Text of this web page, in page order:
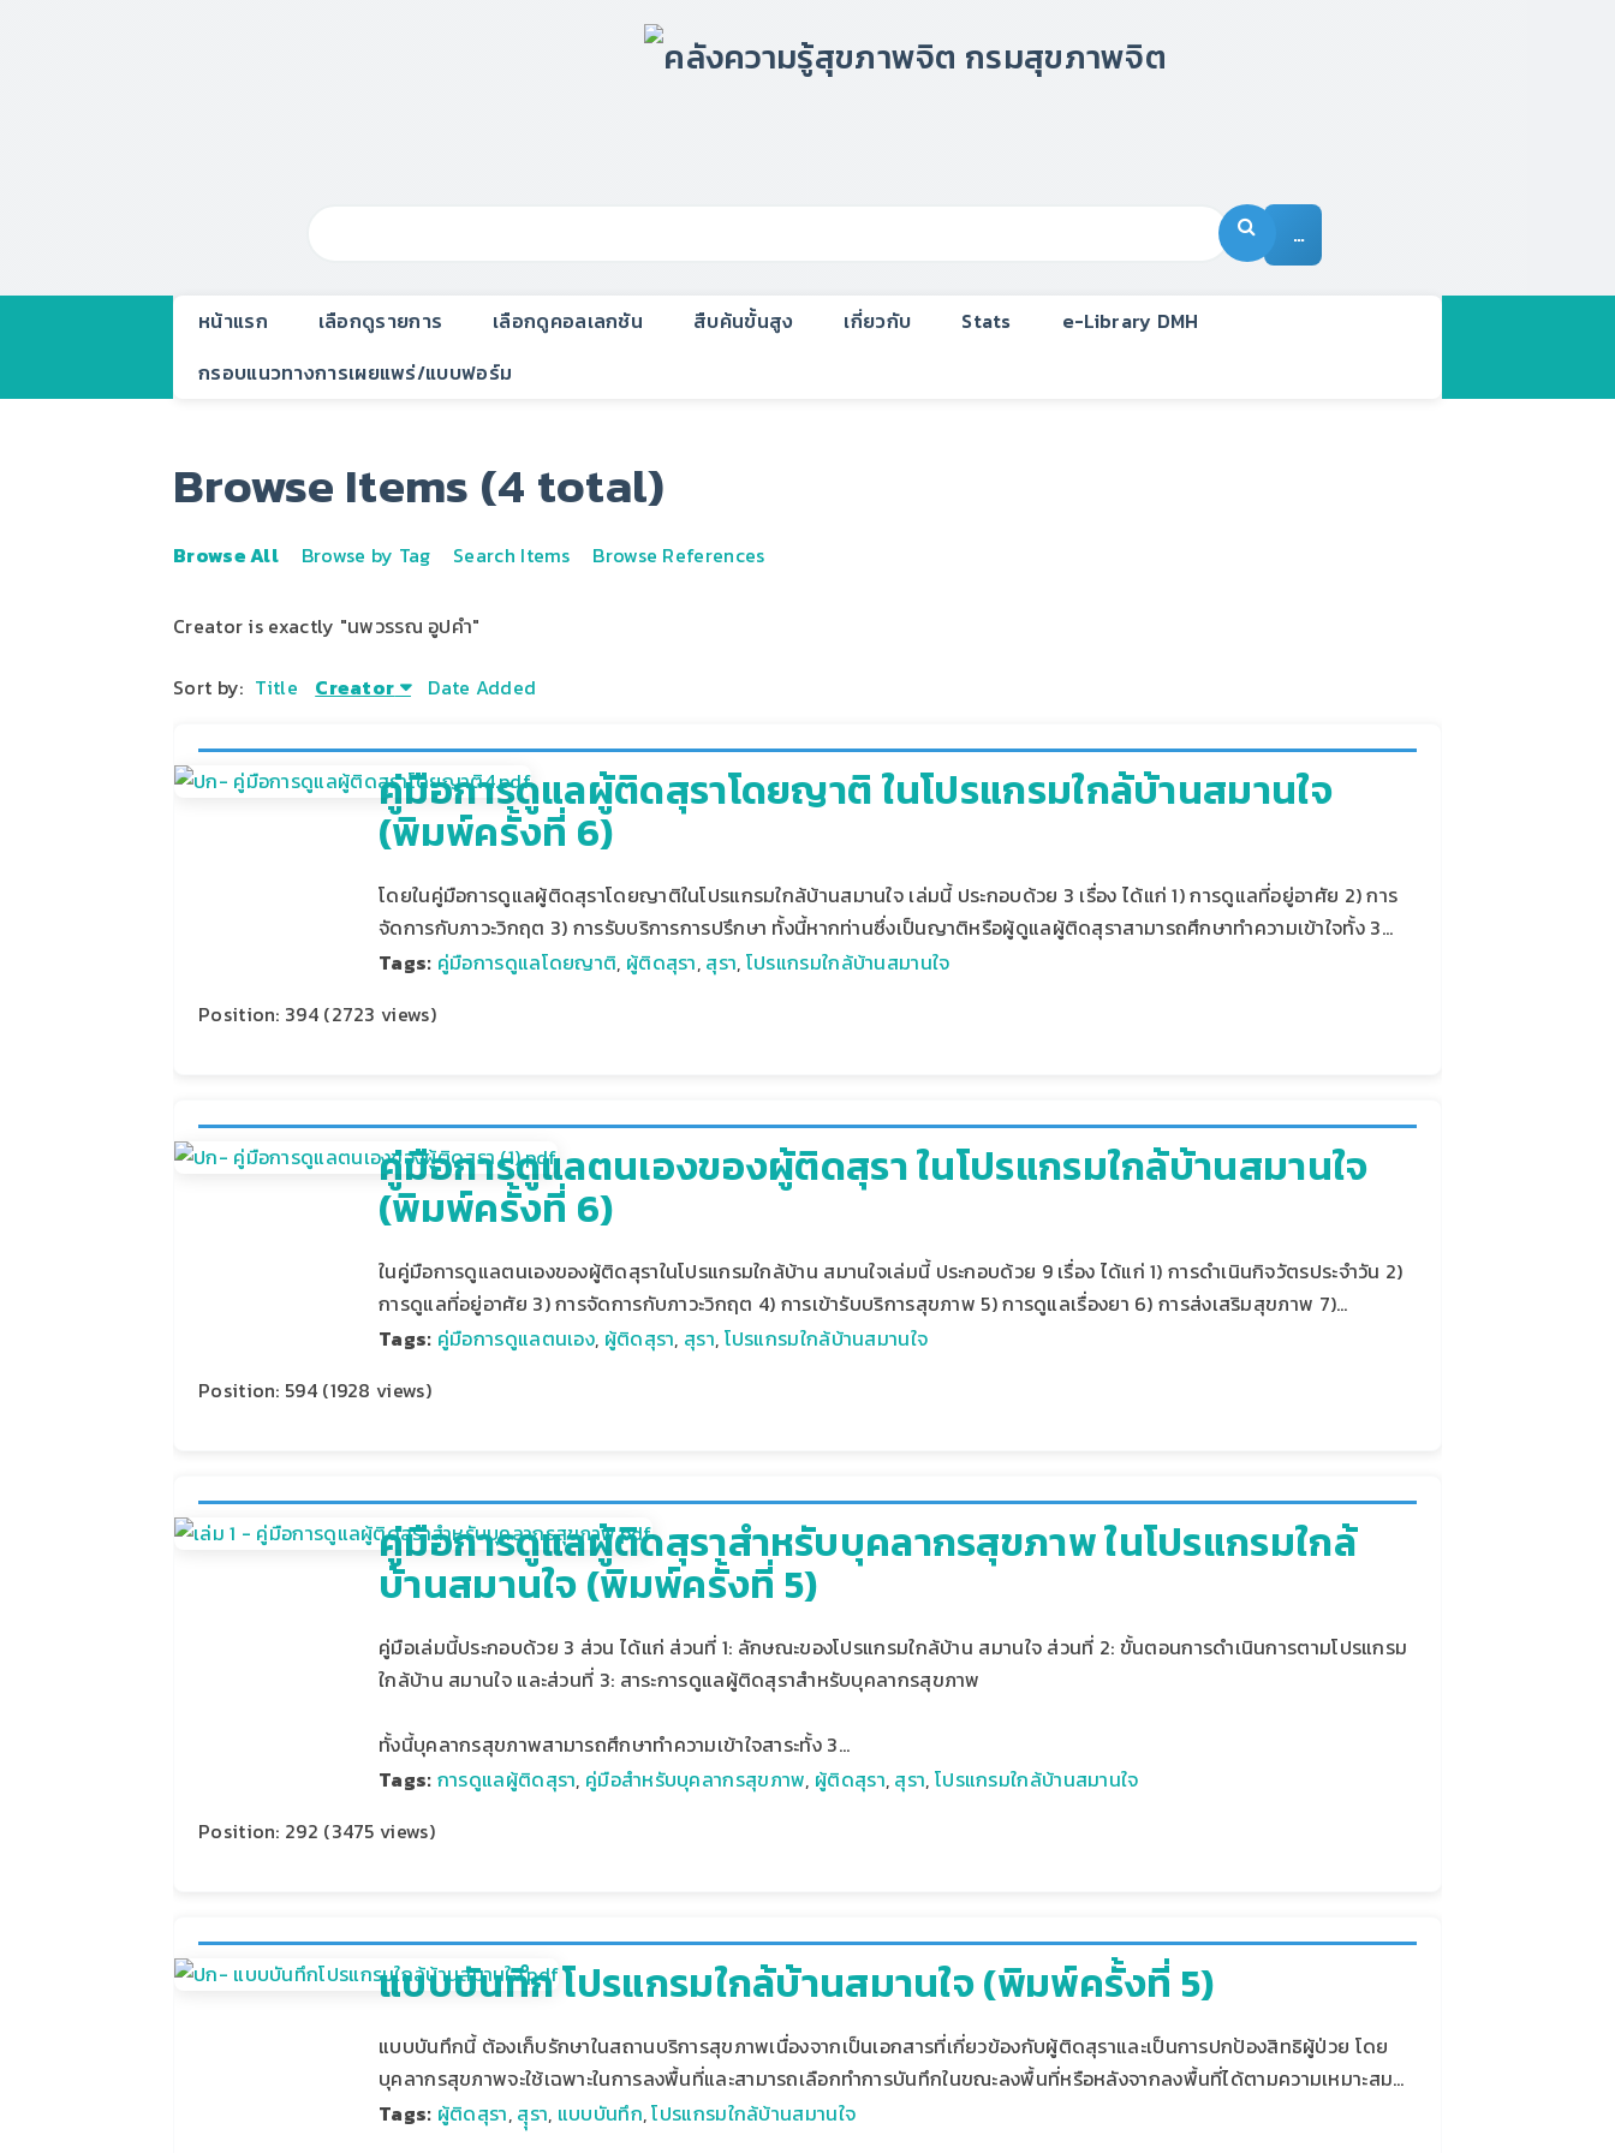
…
หน้าแรก เลือกดูรายการ เลือกดูคอลเลกชัน สืบค้นขั้นสูง เกี่ยวกับ Stats
e-Library DMH
กรอบแนวทางการเผยแพร่/แบบฟอร์ม
Browse Items (4 total)
Browse All Browse by Tag Search Items Browse References
Creator is exactly "นพวรรณ อูปคํา"
Sort by: Title Creator Date Added
คู่มือการดูแลผู้ติดสุราโดยญาติ ในโปรแกรมใกล้บ้านสมานใจ
(พิมพ์ครั้งที่ 6)
โดยในคู่มือการดูแลผู้ติดสุราโดยญาติในโปรแกรมใกล้บ้านสมานใจ เล่มนี้ ประกอบด้วย 3 เรื่อง ได้แก่ 1) การดูแลที่อยู่อาศัย 2) การ
จัดการกับภาวะวิกฤต 3) การรับบริการการปรึกษา ทั้งนี้หากท่านซึ่งเป็นญาติหรือผู้ดูแลผู้ติดสุราสามารถศึกษาทำความเข้าใจทั้ง 3…
Tags: คู่มือการดูแลโดยญาติ, ผู้ติดสุรา, สุรา, โปรแกรมใกล้บ้านสมานใจ
Position: 394(2723 views)
คู่มือการดูแลตนเองของผู้ติดสุรา ในโปรแกรมใกล้บ้านสมานใจ
(พิมพ์ครั้งที่ 6)
ในคู่มือการดูแลตนเองของผู้ติดสุราในโปรแกรมใกล้บ้าน สมานใจเล่มนี้ ประกอบด้วย 9 เรื่อง ได้แก่ 1) การดำเนินกิจวัตรประจำวัน 2)
การดูแลที่อยู่อาศัย 3) การจัดการกับภาวะวิกฤต 4) การเข้ารับบริการสุขภาพ 5) การดูแลเรื่องยา 6) การส่งเสริมสุขภาพ 7)…
Tags: คู่มือการดูแลตนเอง, ผู้ติดสุรา, สุรา, โปรแกรมใกล้บ้านสมานใจ
Position: 594(1928 views)
คู่มือการดูแลผู้ติดสุราสำหรับบุคลากรสุขภาพ ในโปรแกรมใกล้
บ้านสมานใจ (พิมพ์ครั้งที่ 5)
คู่มือเล่มนี้ประกอบด้วย 3 ส่วน ได้แก่ ส่วนที่ 1: ลักษณะของโปรแกรมใกล้บ้าน สมานใจ ส่วนที่ 2: ขั้นตอนการดำเนินการตามโปรแกรม
ใกล้บ้าน สมานใจ และส่วนที่ 3: สาระการดูแลผู้ติดสุราสำหรับบุคลากรสุขภาพ
ทั้งนี้บุคลากรสุขภาพสามารถศึกษาทำความเข้าใจสาระทั้ง 3…
Tags: การดูแลผู้ติดสุรา, คู่มือสำหรับบุคลากรสุขภาพ, ผู้ติดสุรา, สุรา, โปรแกรมใกล้บ้านสมานใจ
Position: 292 (3475 views)
แบบบันทึก โปรแกรมใกล้บ้านสมานใจ (พิมพ์ครั้งที่ 5)
แบบบันทึกนี้ ต้องเก็บรักษาในสถานบริการสุขภาพเนื่องจากเป็นเอกสารที่เกี่ยวข้องกับผู้ติดสุราและเป็นการปกป้องสิทธิผู้ป่วย โดย
บุคลากรสุขภาพจะใช้เฉพาะในการลงพื้นที่และสามารถเลือกทำการบันทึกในขณะลงพื้นที่หรือหลังจากลงพื้นที่ได้ตามความเหมาะสม…
Tags: ผู้ติดสุรา, สุุรา, แบบบันทึก,โปรแกรมใกล้บ้านสมานใจ